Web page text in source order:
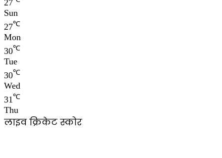
27
Sun
27℃
Mon
30℃
Tue
30℃
Wed
31℃
Thu
लाइव क्रिकेट स्कोर